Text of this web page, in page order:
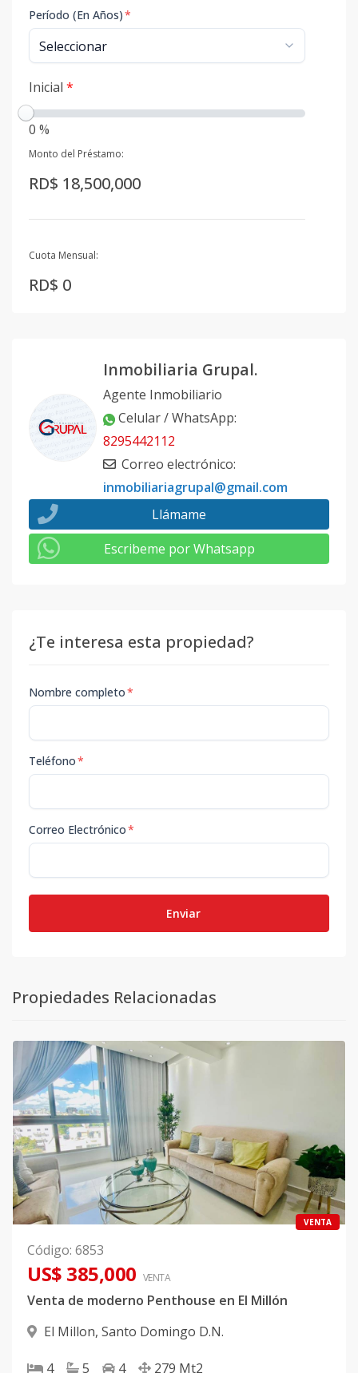
Período (En Años)*
Inicial *
0 %
Monto del Préstamo:
RD$ 18,500,000
Cuota Mensual:
RD$ 0
Inmobiliaria Grupal.
Agente Inmobiliario
Celular / WhatsApp:
8295442112
Correo electrónico:
inmobiliariagrupal@gmail.com
Llámame
Escribeme por Whatsapp
¿Te interesa esta propiedad?
Nombre completo*
Teléfono*
Correo Electrónico*
Enviar
Propiedades Relacionadas
VENTA
Código: 6853
US$ 385,000 VENTA
Venta de moderno Penthouse en El Millón
El Millon, Santo Domingo D.N.
4 5 4 279 Mt2